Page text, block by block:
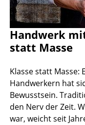
Handwerk
statt Masse
Klasse statt Masse:
Handwerkern hat
Bewusstsein.
den Nerv der Zeit.
war, weicht seit